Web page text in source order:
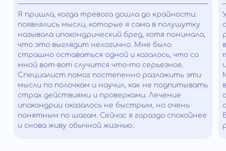
Я пришла, когда тревога дошла до крайности:
появлялись мысли, которые я сама в полушутку
называла ипохондрический бред, хотя понимала,
что это выглядит нелогично. Мне было
страшно оставаться одной и казалось, что со
мной вот-вот случится что-то серьезное.
Специалист помог постепенно разложить эти
мысли по полочкам и научил, как не подпитывать
страх действиями и проверками. Лечение
ипохондрии оказалось не быстрым, но очень
понятным по шагам. Сейчас я гораздо спокойнее
и снова живу обычной жизнью.